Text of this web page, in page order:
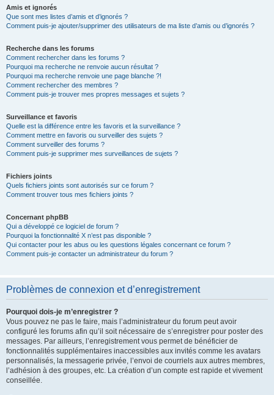
Amis et ignorés
Que sont mes listes d’amis et d’ignorés ?
Comment puis-je ajouter/supprimer des utilisateurs de ma liste d’amis ou d’ignorés ?
Recherche dans les forums
Comment rechercher dans les forums ?
Pourquoi ma recherche ne renvoie aucun résultat ?
Pourquoi ma recherche renvoie une page blanche ?!
Comment rechercher des membres ?
Comment puis-je trouver mes propres messages et sujets ?
Surveillance et favoris
Quelle est la différence entre les favoris et la surveillance ?
Comment mettre en favoris ou surveiller des sujets ?
Comment surveiller des forums ?
Comment puis-je supprimer mes surveillances de sujets ?
Fichiers joints
Quels fichiers joints sont autorisés sur ce forum ?
Comment trouver tous mes fichiers joints ?
Concernant phpBB
Qui a développé ce logiciel de forum ?
Pourquoi la fonctionnalité X n’est pas disponible ?
Qui contacter pour les abus ou les questions légales concernant ce forum ?
Comment puis-je contacter un administrateur du forum ?
Problèmes de connexion et d’enregistrement
Pourquoi dois-je m’enregistrer ?
Vous pouvez ne pas le faire, mais l’administrateur du forum peut avoir
configuré les forums afin qu’il soit nécessaire de s’enregistrer pour poster des
messages. Par ailleurs, l’enregistrement vous permet de bénéficier de
fonctionnalités supplémentaires inaccessibles aux invités comme les avatars
personnalisés, la messagerie privée, l’envoi de courriels aux autres membres,
l’adhésion à des groupes, etc. La création d’un compte est rapide et vivement
conseillée.